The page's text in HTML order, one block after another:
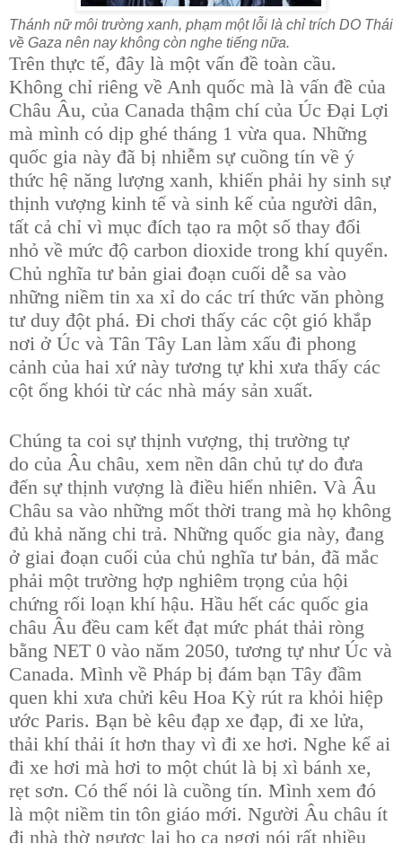
Thánh nữ môi trường xanh, phạm một lỗi là chỉ trích DO Thái
về Gaza nên nay không còn nghe tiếng nữa.
Trên thực tế, đây là một vấn đề toàn cầu.
Không chỉ riêng về Anh quốc mà là vấn đề của
Châu Âu, của Canada thậm chí của Úc Đại Lợi
mà mình có dịp ghé tháng 1 vừa qua. Những
quốc gia này đã bị nhiễm sự cuồng tín về ý
thức hệ năng lượng xanh, khiến phải hy sinh sự
thịnh vượng kinh tế và sinh kế của người dân,
tất cả chỉ vì mục đích tạo ra một số thay đổi
nhỏ về mức độ carbon dioxide trong khí quyển.
Chủ nghĩa tư bản giai đoạn cuối dễ sa vào
những niềm tin xa xỉ do các trí thức văn phòng
tư duy đột phá. Đi chơi thấy các cột gió khắp
nơi ở Úc và Tân Tây Lan làm xấu đi phong
cảnh của hai xứ này tương tự khi xưa thấy các
cột ống khói từ các nhà máy sản xuất.
Chúng ta coi sự thịnh vượng, thị trường tự
do của Âu châu, xem nền dân chủ tự do đưa
đến sự thịnh vượng là điều hiển nhiên. Và Âu
Châu sa vào những mốt thời trang mà họ không
đủ khả năng chi trả. Những quốc gia này, đang
ở giai đoạn cuối của chủ nghĩa tư bản, đã mắc
phải một trường hợp nghiêm trọng của hội
chứng rối loạn khí hậu. Hầu hết các quốc gia
châu Âu đều cam kết đạt mức phát thải ròng
bằng NET 0 vào năm 2050, tương tự như Úc và
Canada. Mình về Pháp bị đám bạn Tây đầm
quen khi xưa chửi kêu Hoa Kỳ rút ra khỏi hiệp
ước Paris. Bạn bè kêu đạp xe đạp, đi xe lửa,
thải khí thải ít hơn thay vì đi xe hơi. Nghe kể ai
đi xe hơi mà hơi to một chút là bị xì bánh xe,
rẹt sơn. Có thể nói là cuồng tín. Mình xem đó
là một niềm tin tôn giáo mới. Người Âu châu ít
đi nhà thờ ngược lại họ ca ngợi nói rất nhiều